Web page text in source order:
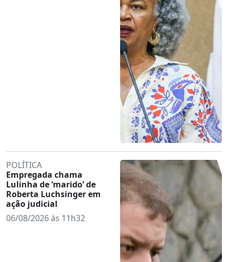
POLÍTICA
Empregada chama
Lulinha de ‘marido’ de
Roberta Luchsinger em
ação judicial
06/08/2026 às 11h32